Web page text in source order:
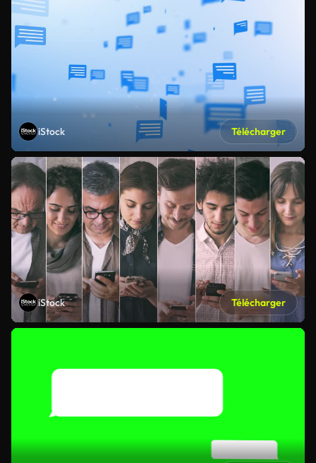
iStock Télécharger
iStock Télécharger